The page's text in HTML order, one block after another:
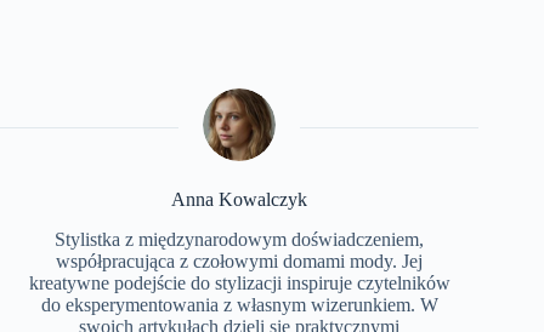
Anna Kowalczyk
Stylistka z międzynarodowym doświadczeniem,
współpracująca z czołowymi domami mody. Jej
kreatywne podejście do stylizacji inspiruje czytelników
do eksperymentowania z własnym wizerunkiem. W
swoich artykułach dzieli się praktycznymi